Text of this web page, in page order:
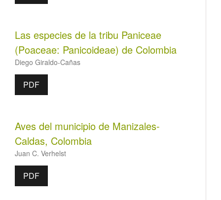
Las especies de la tribu Paniceae
(Poaceae: Panicoideae) de Colombia
Diego Giraldo-Cañas
PDF
Aves del municipio de Manizales-
Caldas, Colombia
Juan C. Verhelst
PDF